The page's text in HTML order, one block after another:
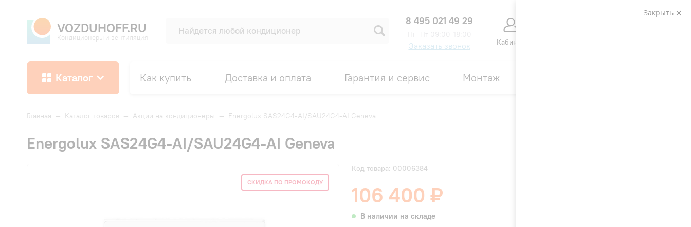
VOZDUHOFF.RU
Кондиционеры и вентиляция
8 495 021 49 29
Заказать звонок Кабинет
Каталог Как купить Доставка и оплата Гарантия и сервис Монтаж
Главная — Каталог товаров — Акции на кондиционеры — Energolux SAS24G4-AI/SAU24G4-AI Geneva
Energolux SAS24G4-AI/SAU24G4-AI Geneva
СКИДКА ПО ПРОМОКОДУ
Код товара: 00006384
106 400 ₽
В наличии на складе
Закрыть